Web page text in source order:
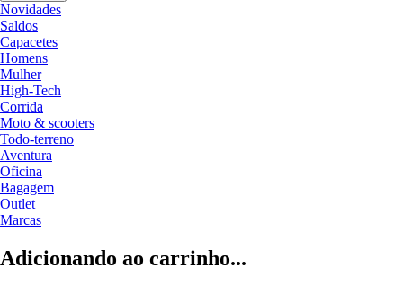
Novidades
Saldos
Capacetes
Homens
Mulher
High-Tech
Corrida
Moto & scooters
Todo-terreno
Aventura
Oficina
Bagagem
Outlet
Marcas
Adicionando ao carrinho...